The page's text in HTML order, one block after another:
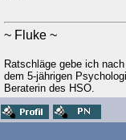
~ Fluke ~
Ratschläge gebe ich
dem 5-jährigen
Beraterin des HSO.